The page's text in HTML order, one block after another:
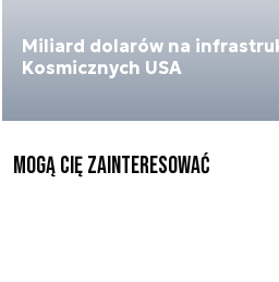
Miliard dolarów na
Kosmicznych USA
Mogą Cię zainteresować